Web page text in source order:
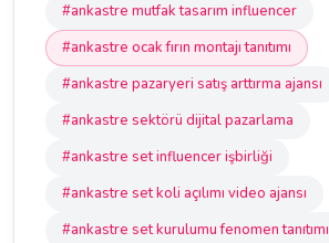
#ankastre mutfak tasarım influencer
#ankastre ocak fırın montajı tanıtımı
#ankastre pazaryeri satış arttırma ajansı
#ankastre sektörü dijital pazarlama
#ankastre set influencer işbirliği
#ankastre set koli açılımı video ajansı
#ankastre set kurulumu fenomen tanıtımı